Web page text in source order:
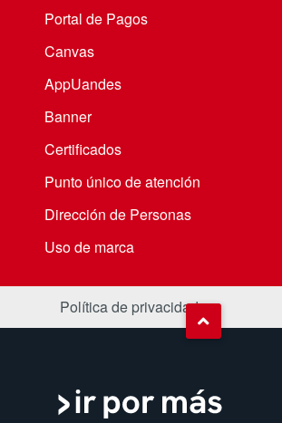
Portal de Pagos
Canvas
AppUandes
Banner
Certificados
Punto único de atención
Dirección de Personas
Uso de marca
Política de privacidad